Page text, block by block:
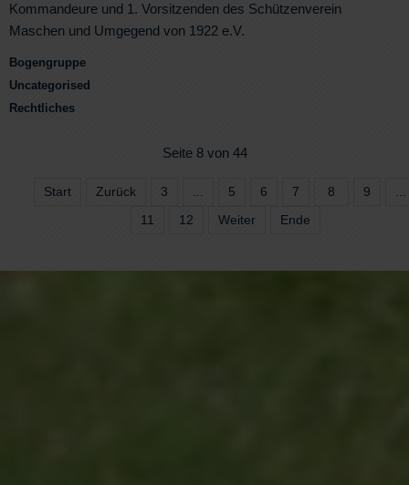
Kommandeure und 1. Vorsitzenden des Schützenverein
Maschen und Umgegend von 1922 e.V.
Bogengruppe
Uncategorised
Rechtliches
Seite 8 von 44
Start Zurück 3 ... 5 6 7 8 9
...
11
12 Weiter Ende